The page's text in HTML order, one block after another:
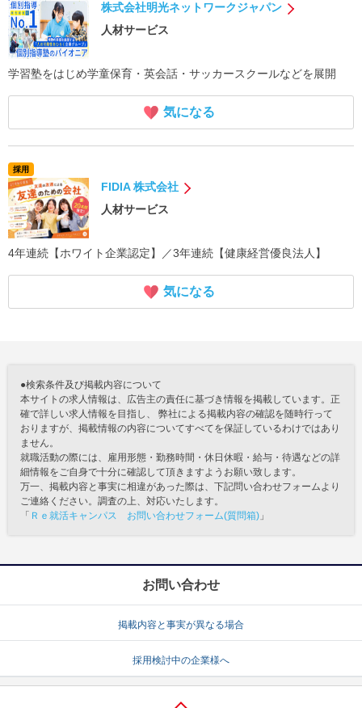
株式会社明光ネットワークジャパン
人材サービス
学習塾をはじめ学童保育・英会話・サッカースクールなどを展開
気になる
採用
FIDIA 株式会社
人材サービス
4年連続【ホワイト企業認定】／3年連続【健康経営優良法人】
気になる
●検索条件及び掲載内容について
本サイトの求人情報は、広告主の責任に基づき情報を掲載しています。正
確で詳しい求人情報を目指し、 弊社による掲載内容の確認を随時行って
おりますが、掲載情報の内容についてすべてを保証しているわけではあり
ません。
就職活動の際には、雇用形態・勤務時間・休日休暇・給与・待遇などの詳
細情報をご自身で十分に確認して頂きますようお願い致します。
万一、掲載内容と事実に相違があった際は、下記問い合わせフォームより
ご連絡ください。調査の上、対応いたします。
「 Ｒｅ就活キャンパス お問い合わせフォーム(質問箱) 」
お問い合わせ
掲載内容と事実が異なる場合
採用検討中の企業様へ